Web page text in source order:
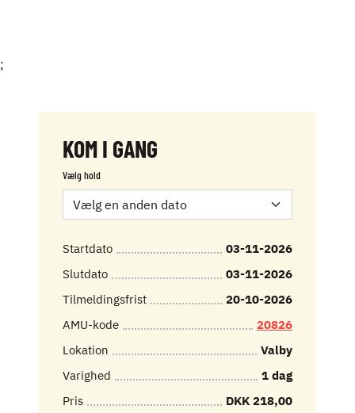
;
KOM I GANG
Vælg hold
Startdato
03-11-2026
Slutdato
03-11-2026
Tilmeldingsfrist
20-10-2026
AMU-kode
20826
Lokation
Valby
Varighed
1 dag
Pris
DKK 218,00